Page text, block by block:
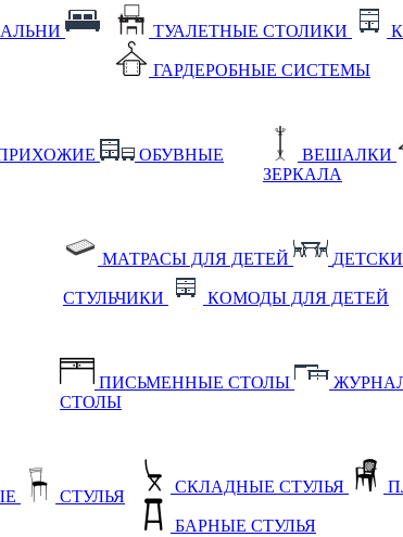
ТУАЛЕТНЫЕ СТОЛИКИ
ГАРДЕРОБНЫЕ СИСТЕМЫ
ОБУВНЫЕ
ВЕШАЛКИ
ЗЕРКАЛА
МАТРАСЫ ДЛЯ ДЕТЕЙ
СТУЛЬЧИКИ КОМОДЫ ДЛЯ ДЕТЕЙ
ПИСЬМЕННЫЕ СТОЛЫ
СТОЛЫ
СТУЛЬЯ
СКЛАДНЫЕ СТУЛЬЯ
БАРНЫЕ СТУЛЬЯ